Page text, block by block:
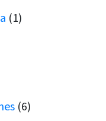
(1)
(6)